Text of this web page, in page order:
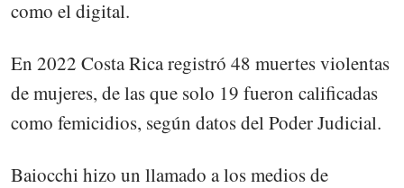
como el digital.
En 2022 Costa Rica registró 48 muertes violentas
de mujeres, de las que solo 19 fueron calificadas
como femicidios, según datos del Poder Judicial.
Baiocchi hizo un llamado a los medios de